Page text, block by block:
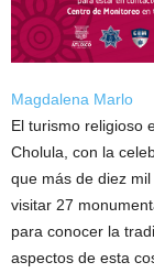
Magdalena Marlo
El turismo religioso
Cholula, con la
que más de diez
visitar 27
para conocer la
aspectos de esta